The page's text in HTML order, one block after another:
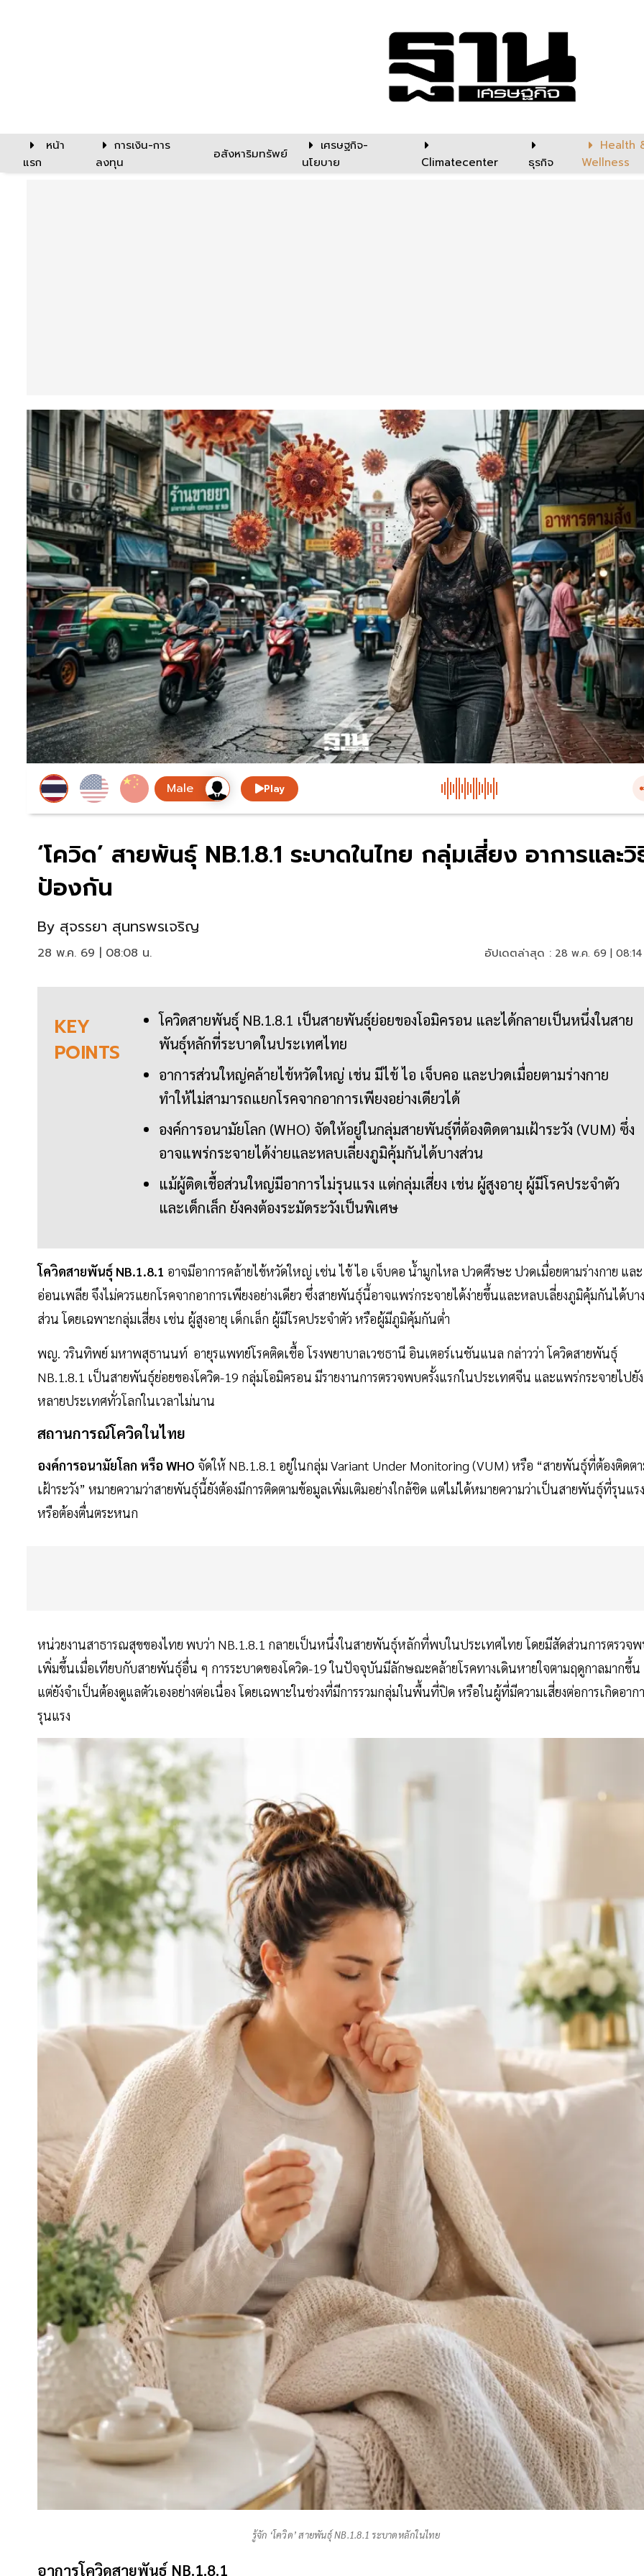
หน้า
แรก
การเงิน-การ
ลงทุน
อสังหาริมทรัพย์
เศรษฐกิจ-
นโยบาย
Climatecenter ธุรกิจ
Health
Wellness
Play
‘โควิด’ สายพันธุ์ NB.1.8.1 ระบาดในไทย กลุ่มเสี่ยง อาการและวิ
ป้องกัน
By สุจรรยา สุนทรพรเจริญ
28 พ.ค. 69 | 08:08 น. อัปเดตล่าสุด : 28 พ.ค. 69 |
KEY
POINTS
โควิดสายพันธุ์ NB.1.8.1 เป็นสายพันธุ์ย่อยของโอมิครอน และได้กลายเป็นหนึ่งในสาย
พันธุ์หลักที่ระบาดในประเทศไทย
อาการส่วนใหญ่คล้ายไข้หวัดใหญ่ เช่น มีไข้ ไอ เจ็บคอ และปวดเมื่อยตามร่างกาย
ทำให้ไม่สามารถแยกโรคจากอาการเพียงอย่างเดียวได้
องค์การอนามัยโลก (WHO) จัดให้อยู่ในกลุ่มสายพันธุ์ที่ต้องติดตามเฝ้าระวัง (VUM) ซึ่ง
อาจแพร่กระจายได้ง่ายและหลบเลี่ยงภูมิคุ้มกันได้บางส่วน
แม้ผู้ติดเชื้อส่วนใหญ่มีอาการไม่รุนแรง แต่กลุ่มเสี่ยง เช่น ผู้สูงอายุ ผู้มีโรคประจำตัว
และเด็กเล็ก ยังคงต้องระมัดระวังเป็นพิเศษ
โควิดสายพันธุ์ NB.1.8.1 อาจมีอาการคล้ายไข้หวัดใหญ่ เช่น ไข้ ไอ เจ็บคอ น้ำมูกไหล ปวดศีรษะ ปวดเมื่อยตามร่างกาย และ
อ่อนเพลีย จึงไม่ควรแยกโรคจากอาการเพียงอย่างเดียว ซึ่งสายพันธุ์นี้อาจแพร่กระจายได้ง่ายขึ้นและหลบเลี่ยงภูมิคุ้มกันได้บาง
ส่วน โดยเฉพาะกลุ่มเสี่ยง เช่น ผู้สูงอายุ เด็กเล็ก ผู้มีโรคประจำตัว หรือผู้มีภูมิคุ้มกันต่ำ
พญ. วรินทิพย์ มหาพสุธานนท์ อายุรแพทย์โรคติดเชื้อ โรงพยาบาลเวชธานี อินเตอร์เนชันแนล กล่าวว่า โควิดสายพันธุ์
NB.1.8.1 เป็นสายพันธุ์ย่อยของโควิด-19 กลุ่มโอมิครอน มีรายงานการตรวจพบครั้งแรกในประเทศจีน และแพร่กระจายไปยัง
หลายประเทศทั่วโลกในเวลาไม่นาน
สถานการณ์โควิดในไทย
องค์การอนามัยโลก หรือ WHO จัดให้ NB.1.8.1 อยู่ในกลุ่ม Variant Under Monitoring (VUM) หรือ “สายพันธุ์ที่ต้องติดต
เฝ้าระวัง” หมายความว่าสายพันธุ์นี้ยังต้องมีการติดตามข้อมูลเพิ่มเติมอย่างใกล้ชิด แต่ไม่ได้หมายความว่าเป็นสายพันธุ์ที่รุนแรง
หรือต้องตื่นตระหนก
หน่วยงานสาธารณสุขของไทย พบว่า NB.1.8.1 กลายเป็นหนึ่งในสายพันธุ์หลักที่พบในประเทศไทย โดยมีสัดส่วนการตรวจ
เพิ่มขึ้นเมื่อเทียบกับสายพันธุ์อื่น ๆ การระบาดของโควิด-19 ในปัจจุบันมีลักษณะคล้ายโรคทางเดินหายใจตามฤดูกาลมากขึ้น
แต่ยังจำเป็นต้องดูแลตัวเองอย่างต่อเนื่อง โดยเฉพาะในช่วงที่มีการรวมกลุ่มในพื้นที่ปิด หรือในผู้ที่มีความเสี่ยงต่อการเกิดอาก
รุนแรง
รู้จัก ‘โควิด’ สายพันธุ์ NB.1.8.1 ระบาดหลักในไทย
อาการโควิดสายพันธุ์ NB.1.8.1